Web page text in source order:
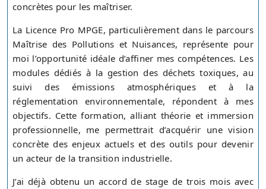
concrètes pour les maîtriser.
La Licence Pro MPGE, particulièrement dans le parcours
Maîtrise des Pollutions et Nuisances, représente pour
moi l’opportunité idéale d’affiner mes compétences. Les
modules dédiés à la gestion des déchets toxiques, au
suivi des émissions atmosphériques et à la
réglementation environnementale, répondent à mes
objectifs. Cette formation, alliant théorie et immersion
professionnelle, me permettrait d’acquérir une vision
concrète des enjeux actuels et des outils pour devenir
un acteur de la transition industrielle.
J’ai déjà obtenu un accord de stage de trois mois avec